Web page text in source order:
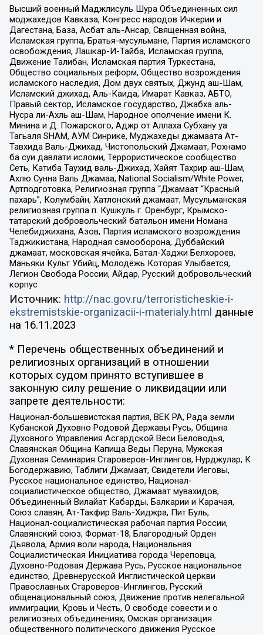
Высший военный Маджлисуль Шура Объединенных сил
моджахедов Кавказа, Конгресс народов Ичкерии и
Дагестана, База, Асбат аль-Ансар, Священная война,
Исламская группа, Братья-мусульмане, Партия исламского
освобождения, Лашкар-И-Тайба, Исламская группа,
Движение Талибан, Исламская партия Туркестана,
Общество социальных реформ, Общество возрождения
исламского наследия, Дом двух святых, Джунд аш-Шам,
Исламский джихад, Аль-Каида, Имарат Кавказ, АБТО,
Правый сектор, Исламское государство, Джабха аль-
Нусра ли-Ахль аш-Шам, Народное ополчение имени К.
Минина и Д. Пожарского, Аджр от Аллаха Субхану уа
Тагьаля SHAM, АУМ Синрике, Муджахеды джамаата Ат-
Тавхида Валь-Джихад, Чистопольский Джамаат, Рохнамо
ба суи давлати исломи, Террористическое сообщество
Сеть, Катиба Таухид валь-Джихад, Хайят Тахрир аш-Шам,
Ахлю Сунна Валь Джамаа, National Socialism/White Power,
Артподготовка, Религиозная группа “Джамаат “Красный
пахарь”, Колумбайн, Хатлонский джамаат, Мусульманская
религиозная группа п. Кушкуль г. Оренбург, Крымско-
татарский добровольческий батальон имени Номана
Челебиджихана, Азов, Партия исламского возрождения
Таджикистана, Народная самооборона, Дуббайский
джамаат, московская ячейка, Батал-Хаджи Белхороев,
Маньяки Культ Убийц, Молодёжь Которая Улыбается,
Легион Свобода России, Айдар, Русский добровольческий
корпус
Источник: http://nac.gov.ru/terroristicheskie-i-
ekstremistskie-organizacii-i-materialy.html данные
на 16.11.2023
* Перечень общественных объединений и
религиозных организаций в отношении
которых судом принято вступившее в
законную силу решение о ликвидации или
запрете деятельности:
Национал-большевистская партия, ВЕК РА, Рада земли
Кубанской Духовно Родовой Державы Русь, Община
Духовного Управления Асгардской Веси Беловодья,
Славянская Община Капища Веды Перуна, Мужская
Духовная Семинария Староверов-Инглингов, Нурджулар, К
Богодержавию, Таблиги Джамаат, Свидетели Иеговы,
Русское национальное единство, Национал-
социалистическое общество, Джамаат мувахидов,
Объединенный Вилайат Кабарды, Балкарии и Карачая,
Союз славян, Ат-Такфир Валь-Хиджра, Пит Буль,
Национал-социалистическая рабочая партия России,
Славянский союз, Формат-18, Благородный Орден
Дьявола, Армия воли народа, Национальная
Социалистическая Инициатива города Череповца,
Духовно-Родовая Держава Русь, Русское национальное
единство, Древнерусской Инглистической церкви
Православных Староверов-Инглингов, Русский
общенациональный союз, Движение против нелегальной
иммиграции, Кровь и Честь, О свободе совести и о
религиозных объединениях, Омская организация
общественного политического движения Русское